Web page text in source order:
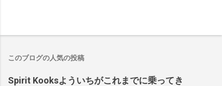
このブログの人気の投稿
Spirit Kooksよういちがこれまでに乗ってき